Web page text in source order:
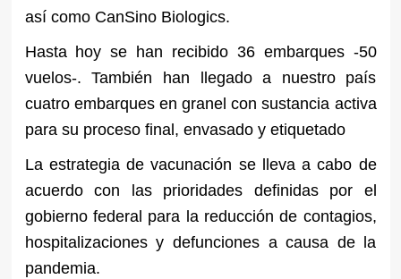
así como CanSino Biologics.
Hasta hoy se han recibido 36 embarques -50
vuelos-. También han llegado a nuestro país
cuatro embarques en granel con sustancia activa
para su proceso final, envasado y etiquetado
La estrategia de vacunación se lleva a cabo de
acuerdo con las prioridades definidas por el
gobierno federal para la reducción de contagios,
hospitalizaciones y defunciones a causa de la
pandemia.